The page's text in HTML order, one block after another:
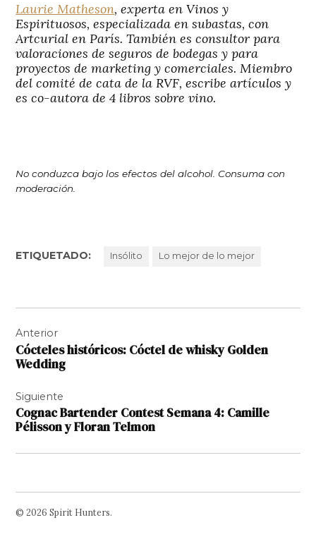
Laurie Matheson, experta en Vinos y
Espirituosos, especializada en subastas, con
Artcurial en París. También es consultor para
valoraciones de seguros de bodegas y para
proyectos de marketing y comerciales. Miembro
del comité de cata de la RVF, escribe artículos y
es co-autora de 4 libros sobre vino.
No conduzca bajo los efectos del alcohol. Consuma con
moderación.
ETIQUETADO: Insólito Lo mejor de lo mejor
de
entradas
Anterior
Cócteles históricos: Cóctel de whisky Golden
Wedding
Siguiente
Cognac Bartender Contest Semana 4: Camille
Pélisson y Floran Telmon
© 2026 Spirit Hunters.